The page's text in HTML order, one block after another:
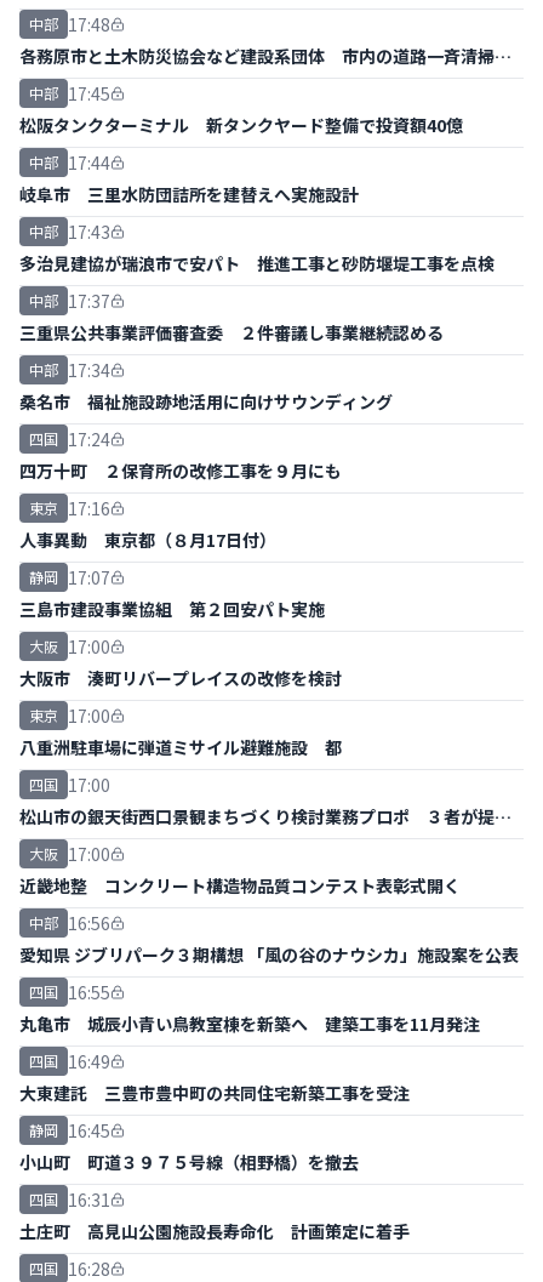
中部 17:48
各務原市と土木防災協会など建設系団体 市内の道路一斉清掃ボ
ランティア
中部 17:45
松阪タンクターミナル 新タンクヤード整備で投資額40億
中部 17:44
岐阜市 三里水防団詰所を建替えへ実施設計
中部 17:43
多治見建協が瑞浪市で安パト 推進工事と砂防堰堤工事を点検
中部 17:37
三重県公共事業評価審査委 ２件審議し事業継続認める
中部 17:34
桑名市 福祉施設跡地活用に向けサウンディング
四国 17:24
四万十町 ２保育所の改修工事を９月にも
東京 17:16
人事異動 東京都（８月17日付）
静岡 17:07
三島市建設事業協組 第２回安パト実施
大阪 17:00
大阪市 湊町リバープレイスの改修を検討
東京 17:00
八重洲駐車場に弾道ミサイル避難施設 都
四国 17:00
松山市の銀天街西口景観まちづくり検討業務プロポ ３者が提案
書提出
大阪 17:00
近畿地整 コンクリート構造物品質コンテスト表彰式開く
中部 16:56
愛知県 ジブリパーク３期構想 「風の谷のナウシカ」施設案を公表
四国 16:55
丸亀市 城辰小青い鳥教室棟を新築へ 建築工事を11月発注
四国 16:49
大東建託 三豊市豊中町の共同住宅新築工事を受注
静岡 16:45
小山町 町道３９７５号線（相野橋）を撤去
四国 16:31
土庄町 高見山公園施設長寿命化 計画策定に着手
四国 16:28